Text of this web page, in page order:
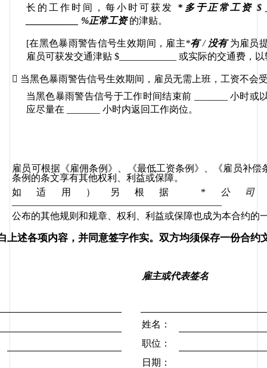
长的工作时间，每小时可获发
* 多于正常工资 $
___________ %正常工资 的津贴。
[在黑色暴雨警告信号生效期间，雇主*有 / 没有 为雇员
雇员可获发交通津贴 $____________ 或实际的交通费，
 当黑色暴雨警告信号生效期间，雇员无需上班，工资不会
当黑色暴雨警告信号于工作时间结束前
小时或
应尽量在
小时内返回工作岗位。
雇员可根据《雇佣条例》、《最低工资条例》、《雇员补偿
条例的条文享有其他权利、利益或保障。
如适用）另根据
* 公
公布的其他规则和规章、权利、利益或保障也成为本合约的
上述各项内容，并同意签字作实。双方均须保存一份合约
雇主或代表签名
姓名：
职位：
日期：